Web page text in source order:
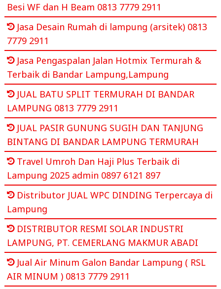
Besi WF dan H Beam 0813 7779 2911
Jasa Desain Rumah di lampung (arsitek) 0813
7779 2911
Jasa Pengaspalan Jalan Hotmix Termurah &
Terbaik di Bandar Lampung,Lampung
JUAL BATU SPLIT TERMURAH DI BANDAR
LAMPUNG 0813 7779 2911
JUAL PASIR GUNUNG SUGIH DAN TANJUNG
BINTANG DI BANDAR LAMPUNG TERMURAH
Travel Umroh Dan Haji Plus Terbaik di
Lampung 2025 admin 0897 6121 897
Distributor JUAL WPC DINDING Terpercaya di
Lampung
DISTRIBUTOR RESMI SOLAR INDUSTRI
LAMPUNG, PT. CEMERLANG MAKMUR ABADI
Jual Air Minum Galon Bandar Lampung ( RSL
AIR MINUM ) 0813 7779 2911